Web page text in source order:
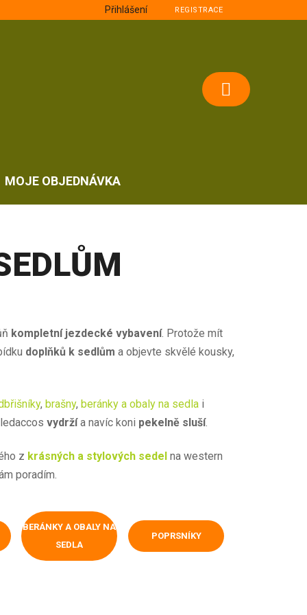
Přihlášení REGISTRACE
NÁKUPNÍ
MOJE OBJEDNÁVKA
kompletní jezdecké vybavení. Protože mít
doplňků k sedlům a objevte skvělé kousky,
, brašny, beránky a obaly na sedla i
vydržía navíc koni pekelně sluší.
z krásných a stylových sedel na western
poradím.
BERÁNKY A OBALY NA
SEDLA
POPRSNÍKY